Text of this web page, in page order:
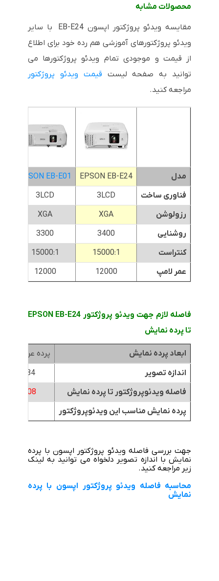
محصولات مشابه
مقایسه ویدئو پروژکتور اپسون EB-E24 با سایر
ویدئو پروژکتورهای آموزشی هم رده خود برای اطلاع
از قیمت و موجودی تمام ویدئو پروژکتورها می
توانید به صفحه لیست قیمت ویدئو پروژکتور
مراجعه کنید.
مدل EPSON EB-E24
EPSON EB-E01
فناوری ساخت
3LCD
3LCD
رزولوشن
XGA
XGA
روشنایی
3400
3300
کنتراست
15000:1
15000:1
عمر لامپ
12000
12000
فاصله لازم جهت ویدئو پروژکتور EPSON EB-E24
تا پرده نمایش
ابعاد پرده نمایش
پرده عرض 1.8متر
اندازه تصویر
84 اینچ
فاصله ویدئوپروژکتور تا پرده نمایش
2.08 متر
پرده نمایش مناسب این ویدئوپروژکتور
جهت بررسی فاصله ویدئو پروژکتور اپسون با پرده
نمایش با اندازه تصویر دلخواه می توانید به لینک
زیر مراجعه کنید.
محاسبه فاصله ویدئو پروژکتور اپسون با پرده
نمایش